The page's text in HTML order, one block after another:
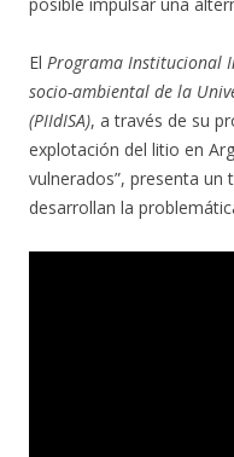
El Programa Institucional
socio-ambiental de la
(PIIdISA), a través de su
explotación del litio en
vulnerados”, presenta
desarrollan la